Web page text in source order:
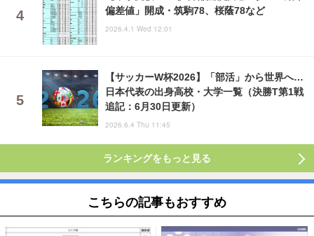
偏差値」開成・筑駒78、桜蔭78など
2026.4.1 Wed 12:01
【サッカーW杯2026】「部活」から世界へ…
日本代表の出身高校・大学一覧（決勝T第1戦
追記：6月30日更新）
2026.6.4 Thu 11:45
ランキングをもっと見る
こちらの記事もおすすめ